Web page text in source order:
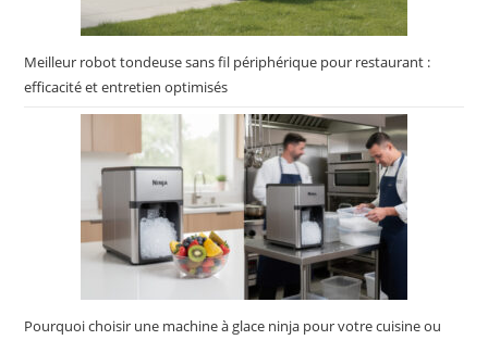
Meilleur robot tondeuse sans fil périphérique pour restaurant :
efficacité et entretien optimisés
Pourquoi choisir une machine à glace ninja pour votre cuisine ou